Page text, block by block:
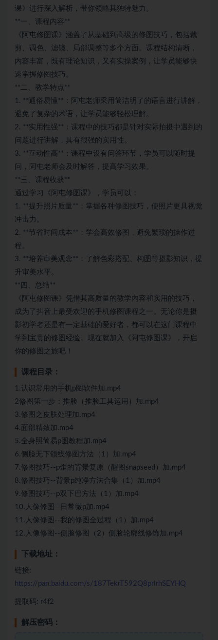
课》进行深入解析，带你领略其独特魅力。
**一、课程内容**
《阿屯修图课》涵盖了从基础到高级的修图技巧，包括裁
剪、调色、滤镜、局部调整等多个方面。课程结构清晰，
内容丰富，既有理论知识，又有实操案例，让学员能够快
速掌握修图技巧。
**二、教学特点**
1. **通俗易懂**：阿屯老师采用简洁明了的语言进行讲解，
避免了复杂的术语，让学员能够轻松理解。
2. **实用性强**：课程中的技巧都是针对实际拍摄中遇到的
问题进行讲解，具有很强的实用性。
3. **互动性高**：课程中设有问答环节，学员可以随时提
问，阿屯老师会及时解答，提高学习效果。
**三、课程收获**
通过学习《阿屯修图课》，学员可以：
1. **提升照片质量**：掌握各种修图技巧，使照片更具视觉
冲击力。
2. **节省时间成本**：学会高效修图，避免繁琐的操作过
程。
3. **培养审美观念**：了解色彩搭配、构图等摄影知识，提
升审美水平。
**四、总结**
《阿屯修图课》凭借其高质量的教学内容和实用的技巧，
成为了抖音上最受欢迎的手机修图课程之一。无论你是摄
影初学者还是有一定基础的爱好者，都可以在这门课程中
学到宝贵的修图经验。现在就加入《阿屯修图课》，开启
你的修图之旅吧！
课程目录：
1.认识常用的手机p图软件加.mp4
2修图第一步：推脸（推脸工具运用）加.mp4
3.修图之皮肤处理加.mp4
4.面部精致加.mp4
5.全身照简易p图教程加.mp4
6.侧脸无下颌线修图方法（1）加.mp4
7.修图技巧--p歪的背景复原（醒图snapseed）加.mp4
8.修图技巧--背景p纯净方法合集（1）加.mp4
9.修图技巧--p双下巴方法（1）加.mp4
10.人像修图--日常微p加.mp4
11.人像修图--我的修图全过程（1）加.mp4
12.人像修图--侧脸修图（2）侧脸轮廓线修饰加.mp4
下载地址：
链接:
https://pan.baidu.com/s/187TekrT592Q8prlrhSEYHQ
提取码: r4f2
解压密码：